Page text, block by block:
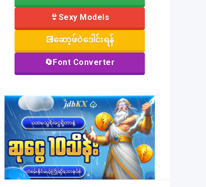
👙Sexy Models
💽ဆော့ဖ်ဝဲဒေါင်းရန်
🔄Font Converter